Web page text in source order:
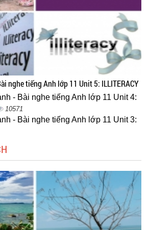
nghe tiếng Anh lớp 11 Unit 5: ILLITERACY
- Bài nghe tiếng Anh lớp 11 Unit 4:
10571
- Bài nghe tiếng Anh lớp 11 Unit 3: